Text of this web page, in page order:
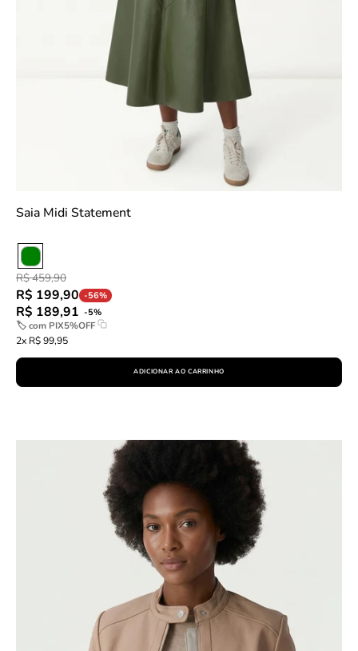
Saia Midi Statement
R$ 459,90
R$ 199,90 -56%
R$ 189,91 -5%
🏷 com PIX5%OFF
2x R$ 99,95
ADICIONAR AO CARRINHO
Jaqueta
Pelica
Essential
-
Rosa
Claro
slideshow